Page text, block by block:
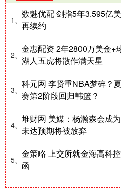
1、
数魅优配 剑指5年3.595亿
再续约
2、
金惠配资 2年2800万美金+
湖人五虎将散作满天星
3、
科元网 李贤重NBA梦碎？
赛第2阶段回归韩篮？
4、
堆财网 美媒：杨瀚森会成
未达预期将被放弃
5、
金策略 上交所就金海高科
函